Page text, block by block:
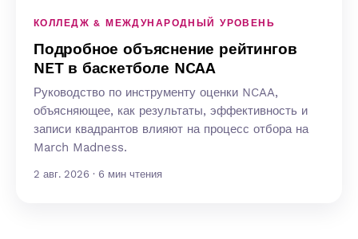
КОЛЛЕДЖ & МЕЖДУНАРОДНЫЙ УРОВЕНЬ
Подробное объяснение рейтингов
NET в баскетболе NCAA
Руководство по инструменту оценки NCAA,
объясняющее, как результаты, эффективность и
записи квадрантов влияют на процесс отбора на
March Madness.
2 авг. 2026 · 6 мин чтения